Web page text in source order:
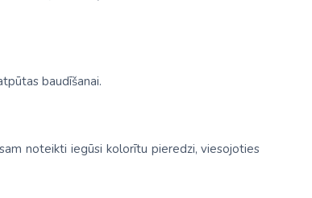
baudīšanai.
noteikti iegūsi kolorītu pieredzi, viesojoties